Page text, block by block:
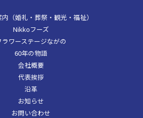
（婚礼・葬祭・観光・福祉）
Nikkoフーズ
ラワーステージながの
60年の物語
会社概要
代表挨拶
沿革
お知らせ
お問い合わせ